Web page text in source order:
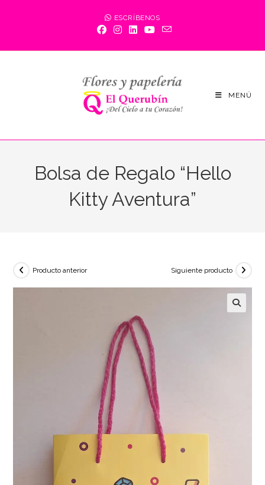
ESCRÍBENOS
MENÚ
Bolsa de Regalo “Hello
Kitty Aventura”
Producto anterior Siguiente producto